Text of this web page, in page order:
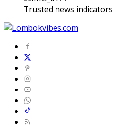
Trusted news indicators